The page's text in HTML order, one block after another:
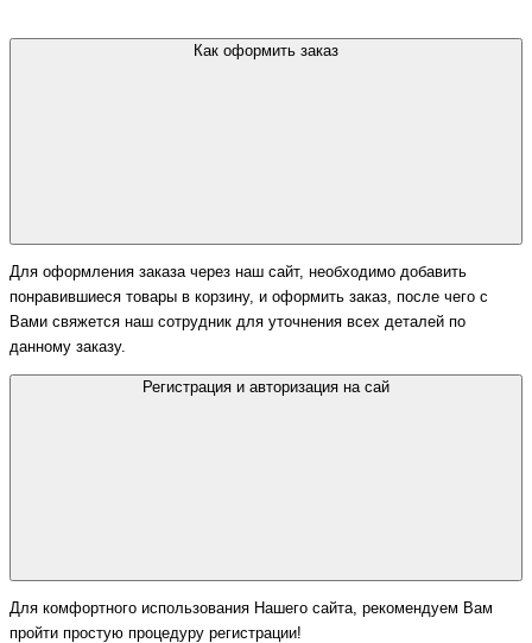
Как оформить заказ
Для оформления заказа через наш сайт, необходимо добавить
понравившиеся товары в корзину, и оформить заказ, после чего с
Вами свяжется наш сотрудник для уточнения всех деталей по
данному заказу.
Регистрация и авторизация на сай
Для комфортного использования Нашего сайта, рекомендуем Вам
пройти простую процедуру регистрации!